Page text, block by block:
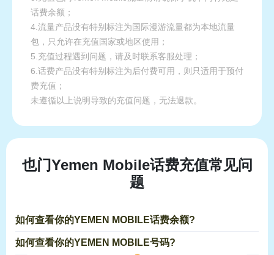
话费余额；
4.流量产品没有特别标注为国际漫游流量都为本地流量
包，只允许在充值国家或地区使用；
5.充值过程遇到问题，请及时联系客服处理；
6.话费产品没有特别标注为后付费可用，则只适用于预付
费充值；
未遵循以上说明导致的充值问题，无法退款。
也门Yemen Mobile话费充值常见问
题
如何查看你的YEMEN MOBILE话费余额?
如何查看你的YEMEN MOBILE号码?